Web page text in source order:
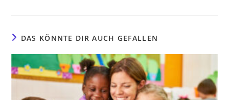
DAS KÖNNTE DIR AUCH GEFALLEN